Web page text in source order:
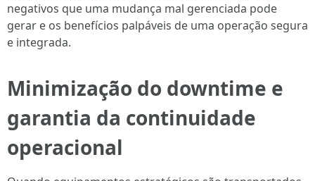
negativos que uma mudança mal gerenciada pode
gerar e os benefícios palpáveis de uma operação segura
e integrada.
Minimização do downtime e
garantia da continuidade
operacional